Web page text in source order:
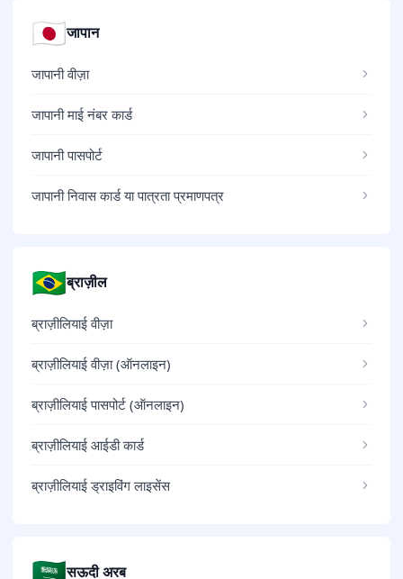
🇯🇵जापान
जापानी वीज़ा
जापानी माई नंबर कार्ड
जापानी पासपोर्ट
जापानी निवास कार्ड या पात्रता प्रमाणपत्र
🇧🇷ब्राज़ील
ब्राज़ीलियाई वीज़ा
ब्राज़ीलियाई वीज़ा (ऑनलाइन)
ब्राज़ीलियाई पासपोर्ट (ऑनलाइन)
ब्राज़ीलियाई आईडी कार्ड
ब्राज़ीलियाई ड्राइविंग लाइसेंस
सऊदी अरब